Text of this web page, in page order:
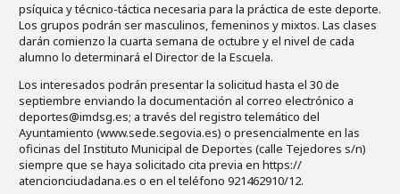
psíquica y técnico-táctica necesaria para la práctica de este deporte.
Los grupos podrán ser masculinos, femeninos y mixtos. Las clases
darán comienzo la cuarta semana de octubre y el nivel de cada
alumno lo determinará el Director de la Escuela.
Los interesados podrán presentar la solicitud hasta el 30 de
septiembre enviando la documentación al correo electrónico a
deportes@imdsg.es; a través del registro telemático del
Ayuntamiento (www.sede.segovia.es) o presencialmente en las
oficinas del Instituto Municipal de Deportes (calle Tejedores s/n)
siempre que se haya solicitado cita previa en https://
atencionciudadana.es o en el teléfono 921462910/12.